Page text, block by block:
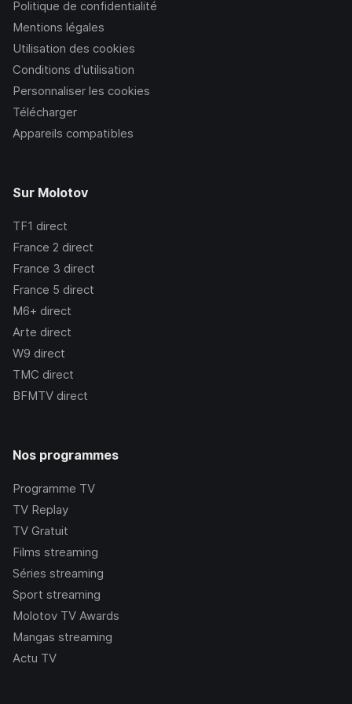
Politique de confidentialité
Mentions légales
Utilisation des cookies
Conditions d’utilisation
Personnaliser les cookies
Télécharger
Appareils compatibles
Sur Molotov
TF1 direct
France 2 direct
France 3 direct
France 5 direct
M6+ direct
Arte direct
W9 direct
TMC direct
BFMTV direct
Nos programmes
Programme TV
TV Replay
TV Gratuit
Films streaming
Séries streaming
Sport streaming
Molotov TV Awards
Mangas streaming
Actu TV